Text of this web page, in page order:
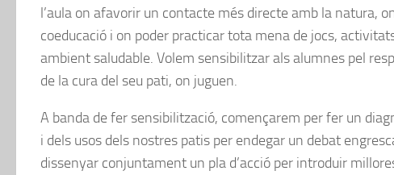
l’aula on afavorir un contacte més directe amb la natura,
coeducació i on poder practicar tota mena de jocs,
ambient saludable. Volem sensibilitzar als alumnes pel
de la cura del seu pati, on juguen.
A banda de fer sensibilització, començarem per fer un
i dels usos dels nostres patis per endegar un debat
dissenyar conjuntament un pla d’acció per introduir